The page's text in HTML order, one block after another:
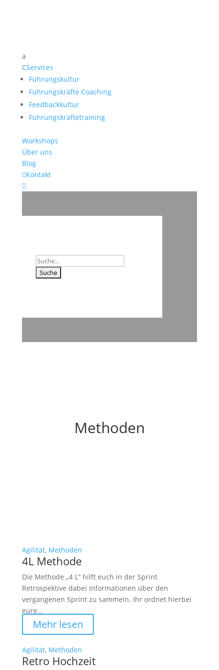
a
CServices
Führungskultur
Führungskräfte Coaching
Feedbackkultur
Führungskräftetraining
Workshops
Über uns
Blog
Kontakt

Suchen
nach:
Methoden
Agilität, Methoden
4L Methode
Die Methode „4 L“ hilft euch in der Sprint
Retrospektive dabei Informationen über den
vergangenen Sprint zu sammeln. Ihr ordnet hierbei
eure...
Mehr lesen
Agilität, Methoden
Retro Hochzeit